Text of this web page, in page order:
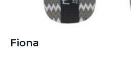
Fiona